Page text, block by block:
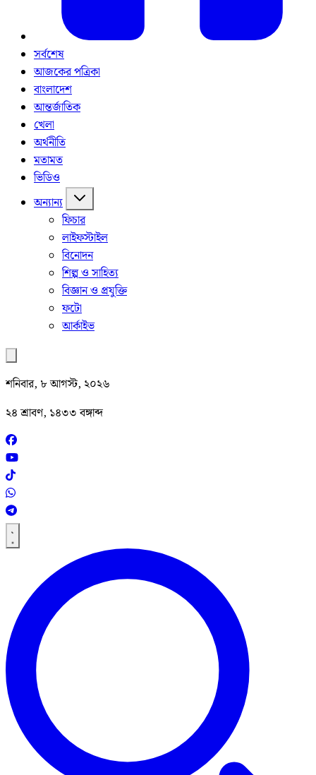
সর্বশেষ
আজকের পত্রিকা
বাংলাদেশ
আন্তর্জাতিক
খেলা
অর্থনীতি
মতামত
ভিডিও
অন্যান্য
ফিচার
লাইফস্টাইল
বিনোদন
শিল্প ও সাহিত্য
বিজ্ঞান ও প্রযুক্তি
ফটো
আর্কাইভ
শনিবার, ৮ আগস্ট, ২০২৬
২৪ শ্রাবণ, ১৪৩৩ বঙ্গাব্দ